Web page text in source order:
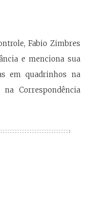
Fabio Zimbres
e menciona sua
em quadrinhos na
Correspondência